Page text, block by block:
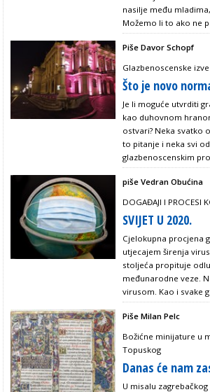
nasilje među
Možemo li to ako ne
Piše Davor Schopf
Glazbenoscenske
Što je novo
Je li moguće utvrditi
kao duhovnom
ostvari? Neka svatko
to pitanje i neka svi
glazbenoscenskim
piše Vedran Obućina
DOGAĐAJI I PROCESI
SVIJET U 2020.
Cjelokupna procjena
utjecajem širenja
stoljeća propituje
međunarodne veze.
virusom. Kao i svake
Piše Milan Pelc
Božićne minijature u
Topuskog
Danas će nam
U misalu